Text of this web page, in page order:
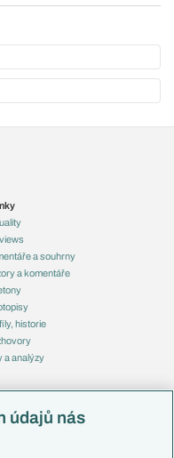
a souhrny
a komentáře
historie
a analýzy
údajů nás